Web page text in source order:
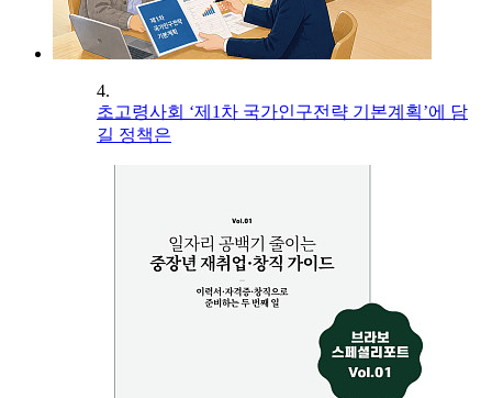
4.
초고령사회 ‘제1차 국가인구전략 기본계획’에 담
길 정책은